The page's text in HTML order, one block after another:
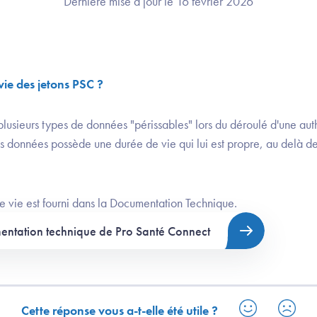
des jetons PSC ?
types de données "périssables" lors du déroulé d'une
données possède une durée de vie qui lui est propre, au delà
vie est fourni dans la Documentation Technique.
technique de Pro Santé Connect
Cette réponse vous a-t-elle été utile ?